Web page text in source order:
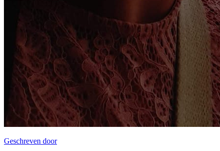
Geschreven door